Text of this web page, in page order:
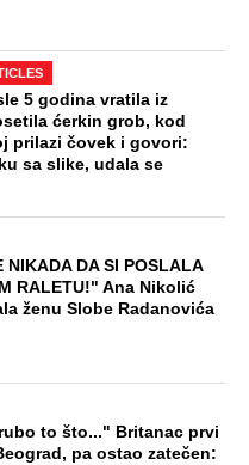
5 godina vratila iz
ćerkin grob, kod
prilazi čovek i govori:
sa slike, udala se
NIKADA DA SI POSLALA
RALETU!" Ana Nikolić
ženu Slobe Radanovića
to što..." Britanac prvi
pa ostao zatečen: